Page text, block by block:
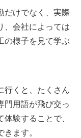
だけでなく、実際
、会社によっては
の様子を見て学ぶ
行くと、たくさん
門用語が飛び交っ
験することで、
ます。